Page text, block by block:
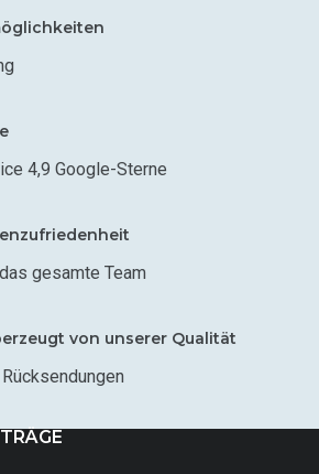
4,9 Google-Sterne
gesamte Team
von unserer Qualität